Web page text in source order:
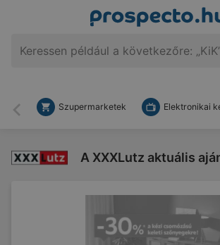
Vissza
Szupermarketek Elektronikai
A XXXLutz aktuális